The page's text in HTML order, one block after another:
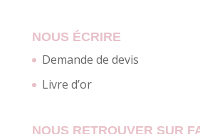
NOUS ÉCRIRE
Demande de devis
Livre d’or
NOUS RETROUVER SUR